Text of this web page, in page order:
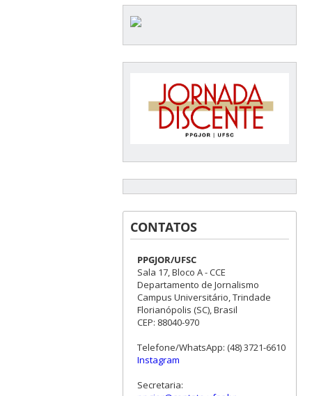
CONTATOS
PPGJOR/UFSC
Sala 17, Bloco A - CCE
Departamento de Jornalismo
Campus Universitário, Trindade
Florianópolis (SC), Brasil
CEP: 88040-970
Telefone/WhatsApp: (48) 3721-6610
Instagram
Secretaria: